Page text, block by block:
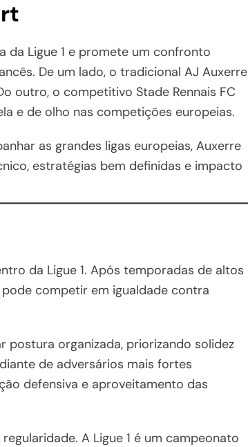
da Ligue 1 e promete um confronto
De um lado, o tradicional AJ Auxerre
outro, o competitivo Stade Rennais FC
e de olho nas competições europeias.
as grandes ligas europeias, Auxerre
estratégias bem definidas e impacto
da Ligue 1. Após temporadas de altos
competir em igualdade contra
postura organizada, priorizando solidez
de adversários mais fortes
defensiva e aproveitamento das
A Ligue 1 é um campeonato